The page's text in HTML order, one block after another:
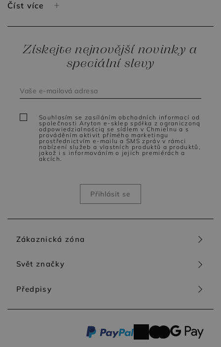
Číst více
Zákaznická zóna
Svět značky
Předpisy
Získejte nejnovější novinky a
speciální slevy
Souhlasím se zasíláním obchodních informací od
společnosti Aryton e-sklep spółka z ograniczoną
odpowiedzialnością se sídlem v Chmielnu a s
prováděním aktivit přímého marketingu
prostřednictvím e-mailu a SMS zpráv v rámci
nabízení služeb a vlastních produktů a produktů,
jakož i s informováním o jejich premiérách a
akcích.